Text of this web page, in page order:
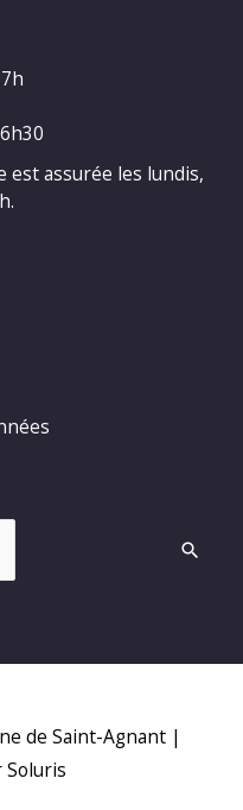
est assurée les lundis,
de Saint-Agnant |
Soluris